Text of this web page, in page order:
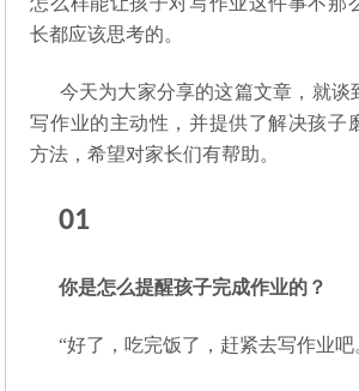
长都应该思考的。
今天为大家分享的这篇文章，就谈
写作业的主动性，并提供了解决孩子
方法，希望对家长们有帮助。
01
你是怎么提醒孩子完成作业的？
“好了，吃完饭了，赶紧去写作业吧